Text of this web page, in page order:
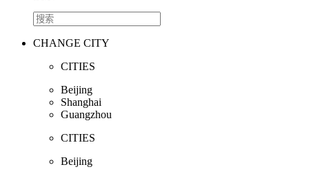
CHANGE CITY
CITIES
Beijing
Shanghai
Guangzhou
CITIES
Beijing